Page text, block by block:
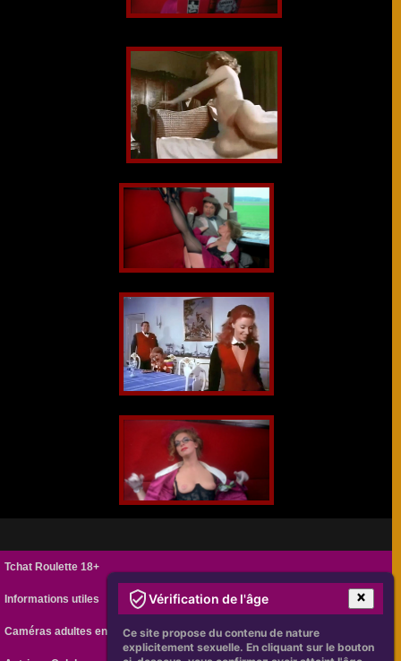
Tchat Roulette 18+
Informations utiles
Caméras adultes en ligne
Vérification de l'âge
Ce site propose du contenu de nature
explicitement sexuelle. En cliquant sur le bouton